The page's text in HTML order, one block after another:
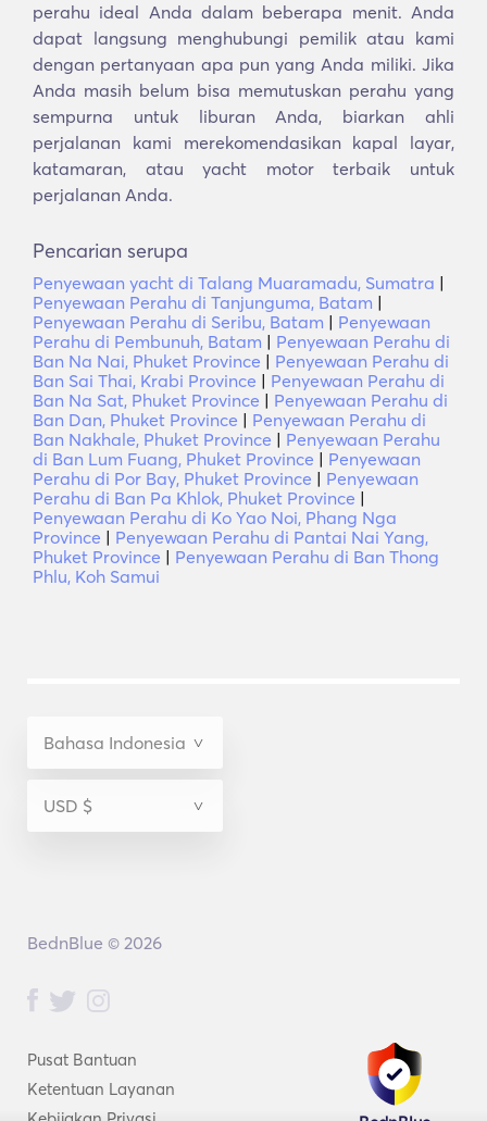
perahu ideal Anda dalam beberapa menit. Anda
dapat langsung menghubungi pemilik atau kami
dengan pertanyaan apa pun yang Anda miliki. Jika
Anda masih belum bisa memutuskan perahu yang
sempurna untuk liburan Anda, biarkan ahli
perjalanan kami merekomendasikan kapal layar,
katamaran, atau yacht motor terbaik untuk
perjalanan Anda.
Pencarian serupa
Penyewaan yacht di Talang Muaramadu, Sumatra |
Penyewaan Perahu di Tanjunguma, Batam |
Penyewaan Perahu di Seribu, Batam | Penyewaan
Perahu di Pembunuh, Batam | Penyewaan Perahu di
Ban Na Nai, Phuket Province | Penyewaan Perahu di
Ban Sai Thai, Krabi Province | Penyewaan Perahu di
Ban Na Sat, Phuket Province | Penyewaan Perahu di
Ban Dan, Phuket Province | Penyewaan Perahu di
Ban Nakhale, Phuket Province | Penyewaan Perahu
di Ban Lum Fuang, Phuket Province | Penyewaan
Perahu di Por Bay, Phuket Province | Penyewaan
Perahu di Ban Pa Khlok, Phuket Province |
Penyewaan Perahu di Ko Yao Noi, Phang Nga
Province | Penyewaan Perahu di Pantai Nai Yang,
Phuket Province | Penyewaan Perahu di Ban Thong
Phlu, Koh Samui
Pusat Bantuan
Ketentuan Layanan
BednBlue © 2026